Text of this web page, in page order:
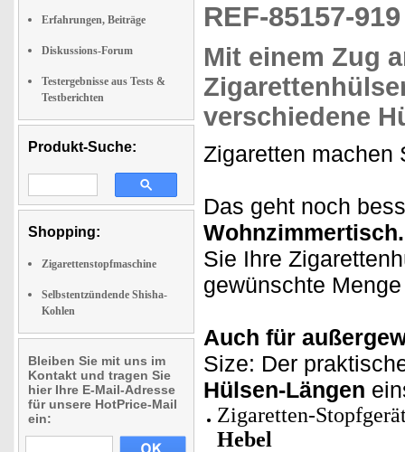
Erfahrungen, Beiträge
Diskussions-Forum
Testergebnisse aus Tests &
Testberichten
Produkt-Suche:
Shopping:
Zigarettenstopfmaschine
Selbstentzündende Shisha-
Kohlen
Bleiben Sie mit uns im
Kontakt und tragen Sie
hier Ihre E-Mail-Adresse
für unsere HotPrice-Mail
ein:
REF-85157-
Mit einem Zug
verschiedene
Zigaretten
Das geht noch
Sie Ihre
gewünschte
Auch für
Size: Der
Hülsen-Längen
Zigaretten-
Hebel